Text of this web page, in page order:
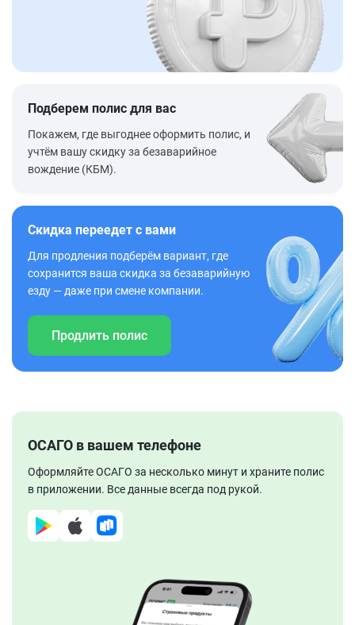
Подберем полис для вас
Покажем, где выгоднее оформить полис, и
учтём вашу скидку за безаварийное
вождение (КБМ).
Скидка переедет с вами
Для продления подберём вариант, где
сохранится ваша скидка за безаварийную
езду — даже при смене компании.
Продлить полис
ОСАГО в вашем телефоне
Оформляйте ОСАГО за несколько минут и храните полис
в приложении. Все данные всегда под рукой.